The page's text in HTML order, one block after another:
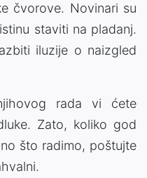
čvorove. Novinari su
staviti na pladanj.
iluzije o naizgled
rada vi ćete
Zato, koliko god
što radimo, poštujte